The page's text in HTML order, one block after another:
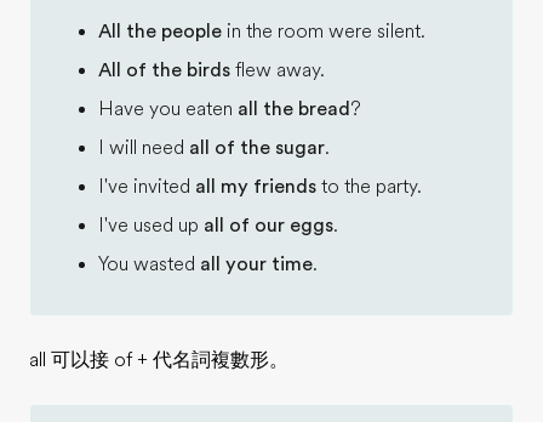
All the people in the room were silent.
All of the birds flew away.
Have you eaten all the bread ?
I will need all of the sugar.
I've invited all my friends to the party.
I've used up all of our eggs.
You wasted all your time.
all 可以接 of + 代名詞複數形。